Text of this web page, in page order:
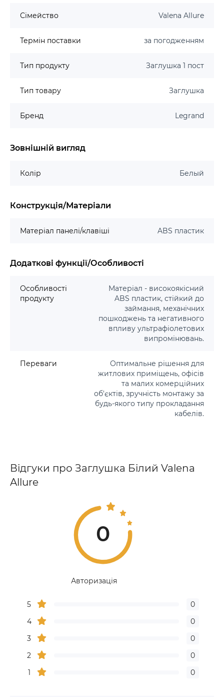
Сімейство Valena Allure
Термін поставки за погодженням
Тип продукту Заглушка 1 пост
Тип товару Заглушка
Бренд Legrand
Зовнішній вигляд
Колір Белый
Конструкція/Матеріали
Матеріал панелі/клавіші ABS пластик
Додаткові функції/Особливості
Особливості
продукту
Матеріал - високоякісний
ABS пластик, стійкий до
займання, механічних
пошкоджень та негативного
впливу ультрафіолетових
випромінювань.
Переваги
Оптимальне рішення для
житлових приміщень, офісів
та малих комерційних
об'єктів, зручність монтажу за
будь-якого типу прокладання
кабелів.
Відгуки про Заглушка Білий Valena
Allure
0
Авторизація
5
0
4
0
3
0
2
0
1
0